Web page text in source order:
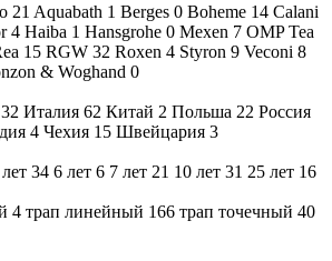
21 Aquabath 1 Berges 0 Boheme 14 Calani
4 Haiba 1 Hansgrohe 0 Mexen 7 OMP Tea
15 RGW 32 Roxen 4 Styron 9 Veconi 8
& Woghand 0
32 Италия 62 Китай 2 Польша 22 Россия
4 Чехия 15 Швейцария 3
34 6 лет 6 7 лет 21 10 лет 31 25 лет 16
4 трап линейный 166 трап точечный 40